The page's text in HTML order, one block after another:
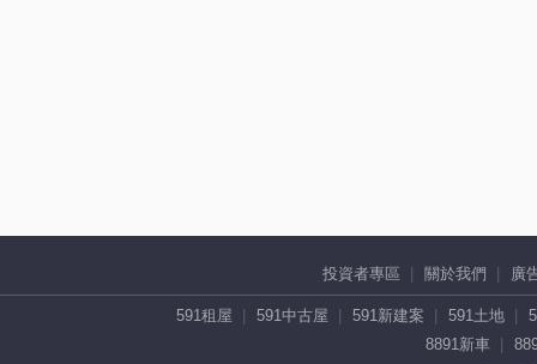
投資者專區 關於我們 廣
591租屋 591中古屋 591新建案 591土地
8891新車